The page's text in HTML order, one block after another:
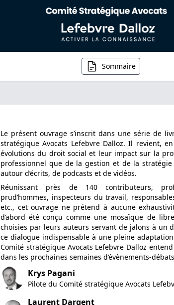
Sommaire
Le présent ouvrage s’inscrit dans une série de
stratégique Avocats Lefebvre Dalloz. Il revient,
évolutions du droit social et leur impact sur la
professionnel que de la gestion et de la stratégie
autour d’écrits, de podcasts et de vidéos.
Réunissant près de 140 contributeurs,
prud’hommes, inspecteurs du travail,
etc., cet ouvrage ne prétend à aucune
d’abord été conçu comme une mosaïque de
choisies par leurs auteurs servant de jalons à un
ce dialogue indispensable à une pleine
Comité stratégique Avocats Lefebvre Dalloz
dans les prochaines semaines d’évènements-
Krys Pagani
Pilote du Comité stratégique Avocats
Laurent Dargent